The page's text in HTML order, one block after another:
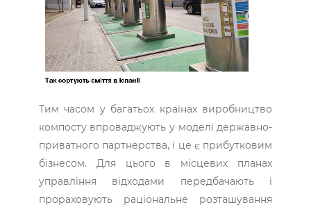
Тим часом у багатьох країнах виробництво
компосту впроваджують у моделі державно-
приватного партнерства, і це є прибутковим
бізнесом. Для цього в місцевих планах
управління відходами передбачають і
прораховують раціональне розташування